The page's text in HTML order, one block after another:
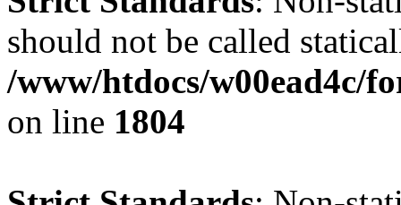
should not be called
/www/htdocs/w00ead4c/
on line 1804